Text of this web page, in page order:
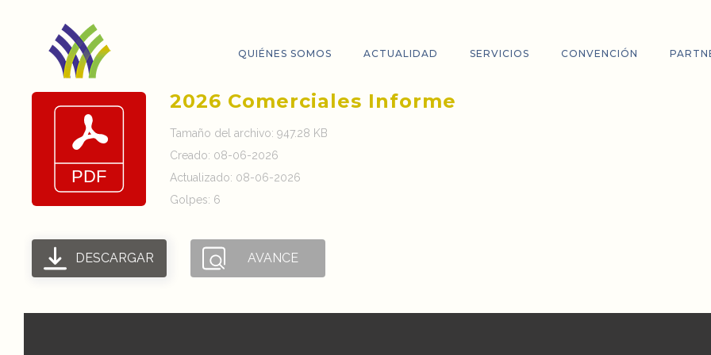
QUIÉNES SOMOS ACTUALIDAD SERVICIOS CONVENCIÓN
2026 Comerciales Informe
Tamaño del archivo: 947.28 KB
Creado: 08-06-2026
Actualizado: 08-06-2026
Golpes: 6
DESCARGAR AVANCE